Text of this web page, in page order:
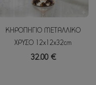
ΚΗΡΟΠΗΓΙΟ ΜΕΤΑΛΛΙΚΟ
ΧΡΥΣΟ 12x12x32cm
32.00 €